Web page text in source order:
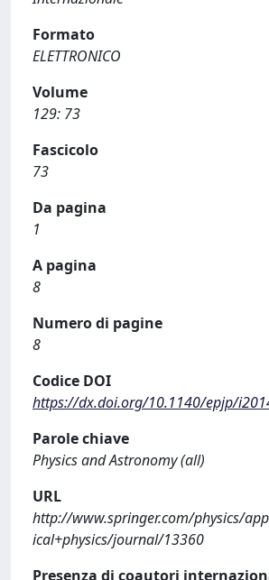
Formato
ELETTRONICO
Volume
129: 73
Fascicolo
73
Da pagina
1
A pagina
8
Numero di pagine
8
Codice DOI
https://dx.doi.org/10.1140/epjp/
Parole chiave
Physics and Astronomy (all)
URL
http://www.springer.com/physics/
ical+physics/journal/13360
Presenza di coautori